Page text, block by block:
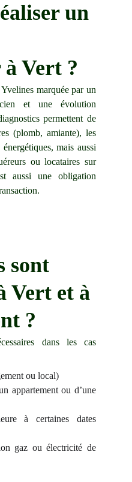
un
Vert ?
marquée par un
et une évolution
permettent de
(plomb, amiante), les
mais aussi
ou locataires sur
aussi une obligation
sont
Vert et à
?
dans les cas
ou local)
appartement ou d’une
à certaines dates
gaz ou électricité de